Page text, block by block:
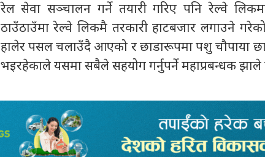
रेल सेवा सञ्चालन गर्ने तयारी गरिए पनि रेल्वे
ठाउँठाउँमा रेल्वे लिकमै तरकारी हाटबजार लगाउने
हालेर पसल चलाउँदै आएको र छाडारूपमा पशु चौपाया
भइरहेकाले यसमा सबैले सहयोग गर्नुपर्ने महाप्रबन्धक झाले